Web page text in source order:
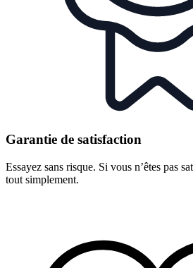
Garantie de satisfaction
Essayez sans risque. Si vous n’êtes pas
tout simplement.